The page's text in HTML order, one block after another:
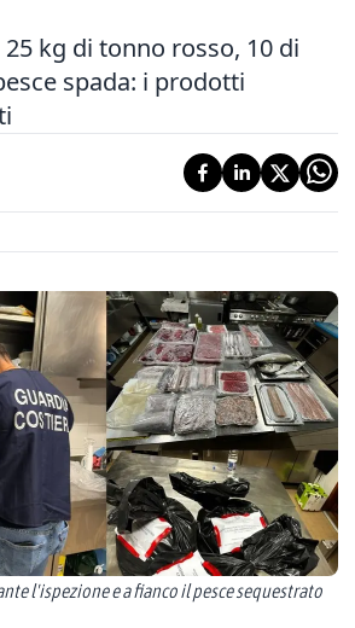
kg di tonno rosso, 10 di
spada: i prodotti
l'ispezione e a fianco il pesce sequestrato